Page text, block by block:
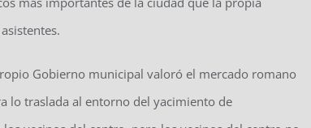
Gobierno municipal valoró el mercado romano
lo traslada al entorno del yacimiento de